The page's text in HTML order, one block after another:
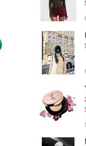
$26.00